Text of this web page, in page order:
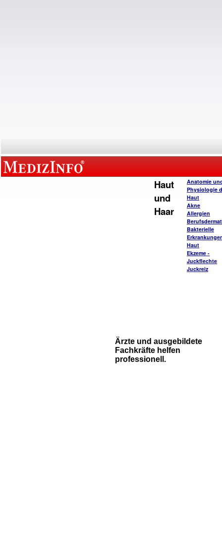
Haut
und
Haar
Anatomie
Physiologie
Haut
Akne
Allergien
Bakterielle
Haut
Ekzeme -
Juckflechte
Juckreiz
Ärzte und ausgebildete
Fachkräfte helfen
professionell.